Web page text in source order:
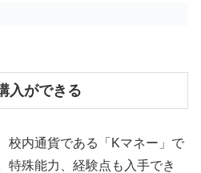
入ができる
校内通貨である「Kマネー」で
特殊能力、経験点も入手でき